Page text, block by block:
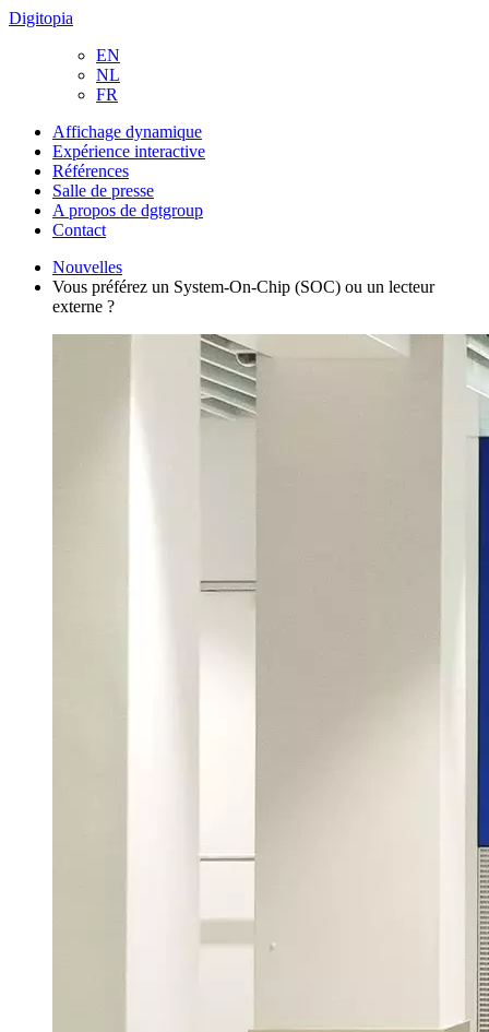
Digitopia
EN
NL
FR
Affichage dynamique
Expérience interactive
Références
Salle de presse
A propos de dgtgroup
Contact
Nouvelles
Vous préférez un System-On-Chip (SOC) ou un lecteur
externe ?